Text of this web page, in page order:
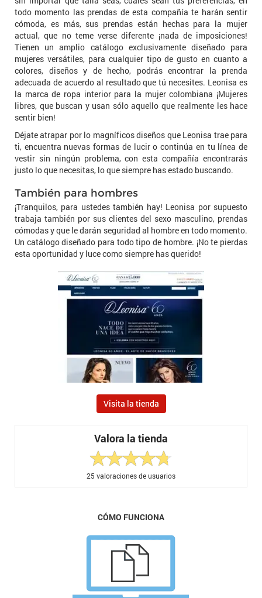
todo momento las prendas de esta compañía te harán sentir
cómoda, es más, sus prendas están hechas para la mujer
actual, que no teme verse diferente ¡nada de imposiciones!
Tienen un amplio catálogo exclusivamente diseñado para
mujeres versátiles, para cualquier tipo de gusto en cuanto a
colores, diseños y de hecho, podrás encontrar la prenda
adecuada de acuerdo al resultado que tú necesites. Leonisa es
la marca de ropa interior para la mujer colombiana ¡Mujeres
libres, que buscan y usan sólo aquello que realmente les hace
sentir bien!
Déjate atrapar por lo magníficos diseños que Leonisa trae para
ti, encuentra nuevas formas de lucir o continúa en tu línea de
vestir sin ningún problema, con esta compañía encontrarás
justo lo que necesitas, lo que siempre has estado buscando.
También para hombres
¡Tranquilos, para ustedes también hay! Leonisa por supuesto
trabaja también por sus clientes del sexo masculino, prendas
cómodas y que le darán seguridad al hombre en todo momento.
Un catálogo diseñado para todo tipo de hombre. ¡No te pierdas
esta oportunidad y luce como siempre has querido!
Visita la tienda
Valora la tienda
25 valoraciones de usuarios
CÓMO FUNCIONA